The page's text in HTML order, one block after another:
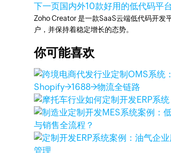
下一页国内外10款好用的低代码平
Zoho Creator 是一款SaaS云端低代码开发
户，并保持着稳定增长的态势。
你可能喜欢
Shopify→1688→物流全链路
与销售全流程？
管理